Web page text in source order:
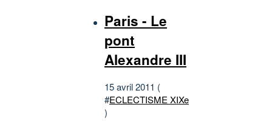
Paris - Le
pont
Alexandre III
15 avril 2011 (
#ECLECTISME XIXe
)